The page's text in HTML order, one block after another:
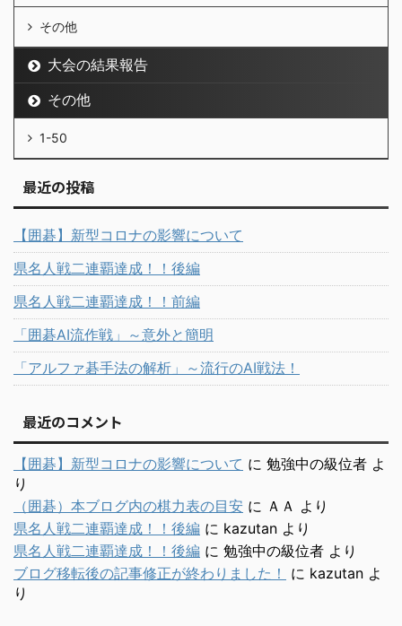
その他
大会の結果報告
その他
1-50
最近の投稿
【囲碁】新型コロナの影響について
県名人戦二連覇達成！！後編
県名人戦二連覇達成！！前編
「囲碁AI流作戦」～意外と簡明
「アルファ碁手法の解析」～流行のAI戦法！
最近のコメント
【囲碁】新型コロナの影響について に 勉強中の級位者 よ
り
（囲碁）本ブログ内の棋力表の目安 に ＡＡ より
県名人戦二連覇達成！！後編 に kazutan より
県名人戦二連覇達成！！後編 に 勉強中の級位者 より
ブログ移転後の記事修正が終わりました！
に kazutan よ
り